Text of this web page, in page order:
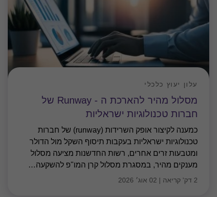
מסלול מהיר להארכת ה - Runway של
חברות טכנולוגיות ישראליות
עלון יעוץ כלכלי
כמענה לקיצור אופק השרידות (runway) של חברות
טכנולוגיות ישראליות בעקבות תיסוף השקל מול הדולר
ומטבעות זרים אחרים, רשות החדשנות מציעה מסלול
מענקים מהיר, במסגרת מסלול קרן המו"פ להשקעה…
2 דק' קריאה | 02 אוג׳ 2026